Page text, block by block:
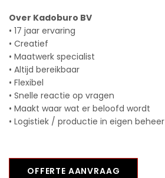
Over Kadoburo BV
• 17 jaar ervaring
• Creatief
• Maatwerk specialist
• Altijd bereikbaar
• Flexibel
• Snelle reactie op vragen
• Maakt waar wat er beloofd wordt
• Logistiek / productie in eigen beheer
OFFERTE AANVRAAG